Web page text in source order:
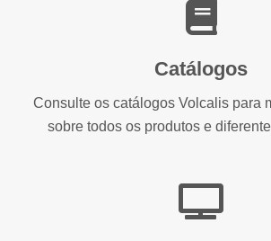
Catálogos
Consulte os catálogos Volcalis para
sobre todos os produtos e